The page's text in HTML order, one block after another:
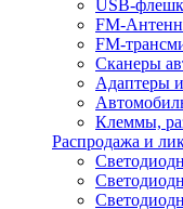
USB-
FM-
FM-
Сканеры
Адаптеры и
Клеммы,
Распродажа и